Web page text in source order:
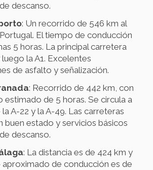
descanso.
: Un recorrido de 546 km al
El tiempo de conducción
5 horas. La principal carretera
luego la A1. Excelentes
de asfalto y señalización.
: Recorrido de 442 km, con
estimado de 5 horas. Se circula a
A-22 y la A-49. Las carreteras
buen estado y servicios básicos
descanso.
: La distancia es de 424 km y
de conducción es de